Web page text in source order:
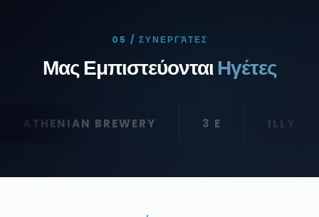
05 / ΣΥΝΕΡΓΆΤΕΣ
Μας ΕμπιστεύονταιΗγέτες
ATHENIAN BREWERY 3 E ILLY